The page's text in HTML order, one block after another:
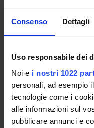
Consenso Dettagli
Uso responsabile dei
Noi e i nostri 1022
personali, ad esempio
tecnologie come i
alle informazioni sul
pubblicare annunci e
ORGANISATION
GOVERNANCE
COMMITTEES
DEPARTMENT
STUDENT